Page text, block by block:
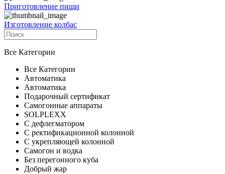
Приготовление пищи
Изготовление колбас
Все Категории
Все Категории
Автоматика
Автоматика
Подарочный сертификат
Самогонные аппараты
SOLPLEXX
С дефлегматором
С ректификационной колонной
С укрепляющей колонной
Самогон и водка
Без перегонного куба
Добрый жар